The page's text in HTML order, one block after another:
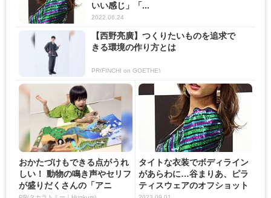
いい感じ」「...
2022.06.24
【西野亮廣】つくりたいものを追求で
きる環境の作り方とは
PR(FINCHI on GOETHE)
おかたづけもできる点がうれ
しい！ 動物の鳴き声やセリフ
が盛りだくさんの「アニ
タイトな衣装でボディライン
があらわに…谷まりあ、ピラ
ティスウェアのオフショット